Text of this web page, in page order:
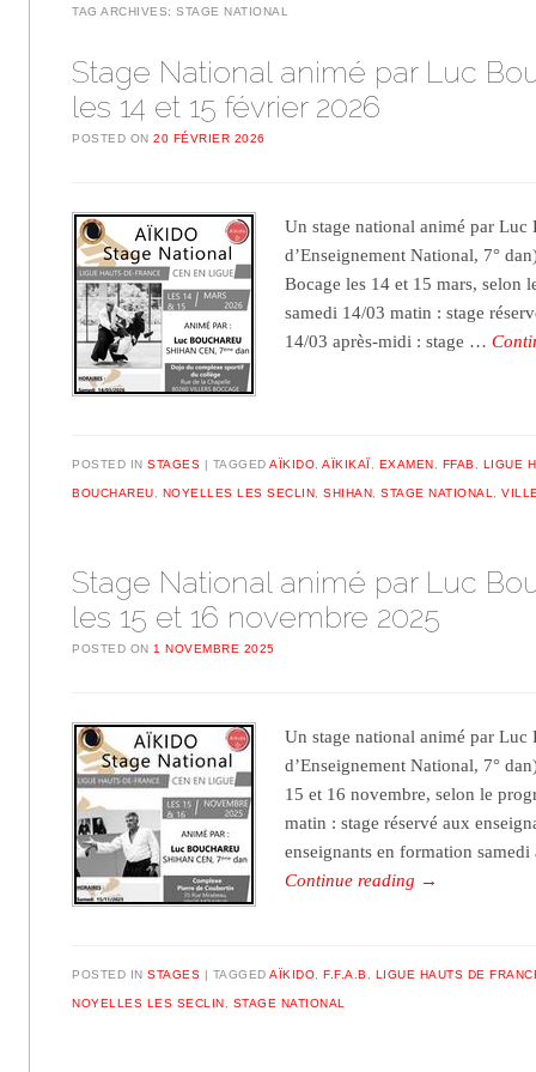
TAG ARCHIVES:STAGE NATIONAL
Stage National animé par Luc
les 14 et 15 février 2026
POSTED ON20 FÉVRIER 2026
Un stage national animé par Luc
d’Enseignement National, 7°
Bocage les 14 et 15 mars, selon
samedi 14/03 matin : stage
14/03 après-midi : stage …
POSTED INSTAGES TAGGEDAÏKIDO ,AÏKIKAÏ EXAMEN FFAB LIGUE
BOUCHAREU NOYELLES LES SECLIN ,SHIHAN ,STAGE NATIONAL ,
Stage National animé par Luc
les 15 et 16 novembre 2025
POSTED ON 1 NOVEMBRE 2025
Un stage national animé par Luc
d’Enseignement National, 7°
15 et 16 novembre, selon le
matin : stage réservé aux
enseignants en formation
Continue reading →
POSTED INSTAGES TAGGEDAÏKIDO ,F.F.A.B LIGUE HAUTS DE
NOYELLES LES SECLIN STAGE NATIONAL